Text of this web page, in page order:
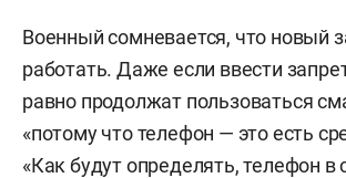
Военный сомневается, что новый
работать. Даже если ввести
равно продолжат пользоваться
«потому что телефон — это есть
«Как будут определять, телефон